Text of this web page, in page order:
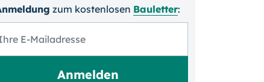
zum kosten­losen Bauletter: